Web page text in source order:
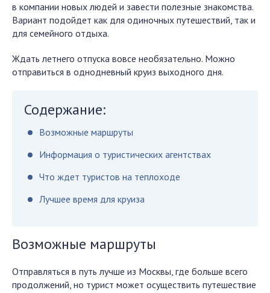
в компании новых людей и завести полезные знакомства.
Вариант подойдет как для одиночных путешествий, так и
для семейного отдыха.
Ждать летнего отпуска вовсе необязательно. Можно
отправиться в однодневный круиз выходного дня.
Содержание:
Возможные маршруты
Информация о туристических агентствах
Что ждет туристов на теплоходе
Лучшее время для круиза
Возможные маршруты
Отправляться в путь лучше из Москвы, где больше всего
продолжений, но турист может осуществить путешествие